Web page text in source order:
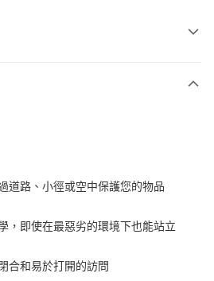
彰化商業銀行
兆豐國際商業銀行
華泰商業銀行
遠東國際商業銀行
台北富邦商業銀行
台中商業銀行
21家銀行
第一商業銀行
兆豐國際商業銀行
道路、小徑或空中保護您的物品
，即使在最惡劣的環境下也能站立
合和易於打開的訪問